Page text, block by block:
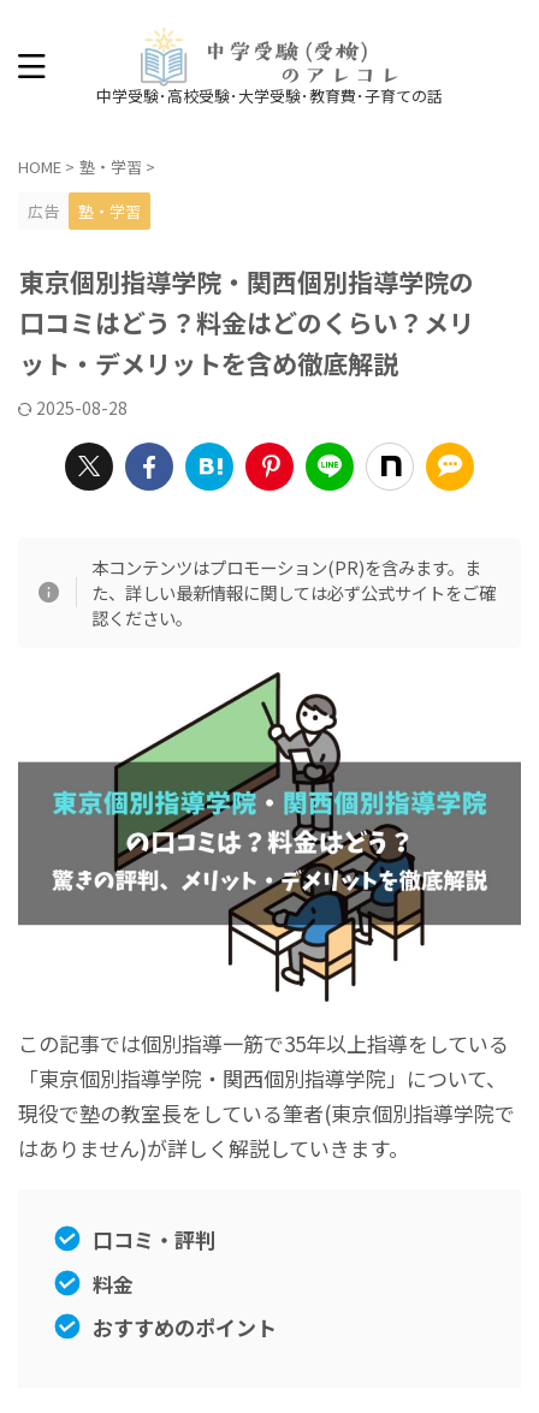
中学受験･高校受験･大学受験･教育費･子育ての話
HOME > 塾・学習 >
広告
塾・学習
東京個別指導学院・関西個別指導学院の
口コミはどう？料金はどのくらい？メリ
ット・デメリットを含め徹底解説
2025-08-28
本コンテンツはプロモーション(PR)を含みます。ま
た、詳しい最新情報に関しては必ず公式サイトをご確
認ください。
この記事では個別指導一筋で35年以上指導をしている
「東京個別指導学院・関西個別指導学院」について、
現役で塾の教室長をしている筆者(東京個別指導学院で
はありません)が詳しく解説していきます。
口コミ・評判
料金
おすすめのポイント